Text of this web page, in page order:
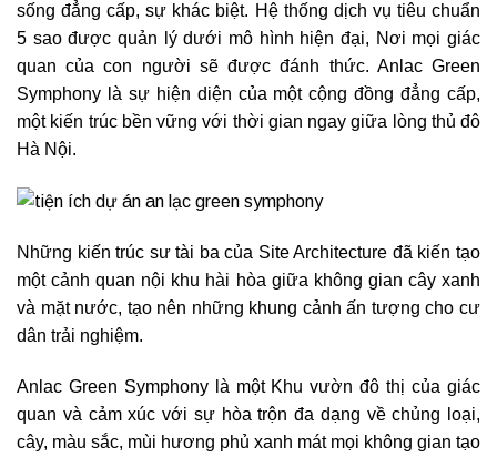
sống đẳng cấp, sự khác biệt. Hệ thống dịch vụ tiêu chuẩn
5 sao được quản lý dưới mô hình hiện đại, Nơi mọi giác
quan của con người sẽ được đánh thức. Anlac Green
Symphony là sự hiện diện của một cộng đồng đẳng cấp,
một kiến trúc bền vững với thời gian ngay giữa lòng thủ đô
Hà Nội.
Những kiến trúc sư tài ba của Site Architecture đã kiến tạo
một cảnh quan nội khu hài hòa giữa không gian cây xanh
và mặt nước, tạo nên những khung cảnh ấn tượng cho cư
dân trải nghiệm.
Anlac Green Symphony là một Khu vườn đô thị của giác
quan và cảm xúc với sự hòa trộn đa dạng về chủng loại,
cây, màu sắc, mùi hương phủ xanh mát mọi không gian tạo